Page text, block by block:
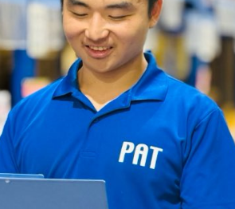
あなたの持ち
パットコーポ